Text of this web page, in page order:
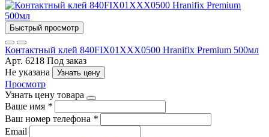
Быстрый просмотр
Контактный клей 840FIX01XXX0500 Hranifix Premium 500мл
Арт. 6218 Под заказ
Не указана
Узнать цену
Просмотр
Узнать цену товара
Ваше имя *
Ваш номер телефона *
Email